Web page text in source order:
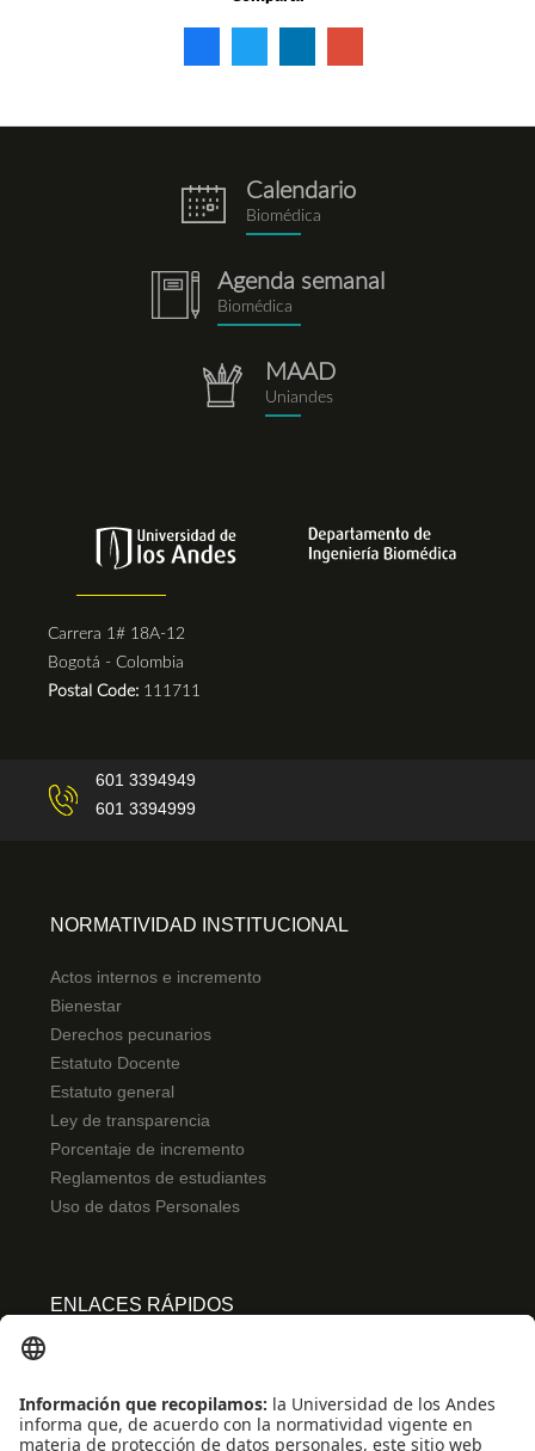
eventos.png
Calendario
Biomédica
notebook.png
Agenda semanal
Biomédica
repositorio.png
MAAD
Uniandes
Carrera 1# 18A-12
Bogotá - Colombia
Postal Code: 111711
601 3394949
601 3394999
NORMATIVIDAD INSTITUCIONAL
Actos internos e incremento
Bienestar
Derechos pecunarios
Estatuto Docente
Estatuto general
Ley de transparencia
Porcentaje de incremento
Reglamentos de estudiantes
Uso de datos Personales
ENLACES RÁPIDOS
Convivencia y transparencia
Emergencias: Extensión 0000